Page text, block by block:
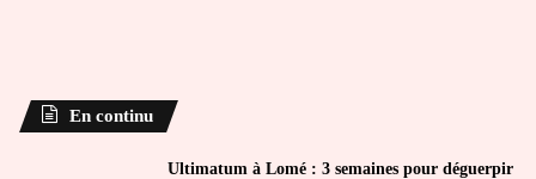
En continu
Ultimatum à Lomé : 3 semaines pour déguerpir